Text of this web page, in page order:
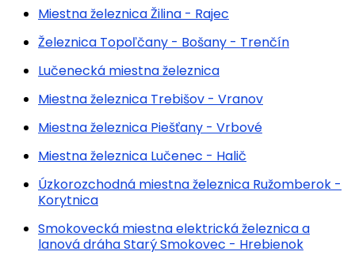
Miestna železnica Žilina - Rajec
Železnica Topoľčany - Bošany - Trenčín
Lučenecká miestna železnica
Miestna železnica Trebišov - Vranov
Miestna železnica Piešťany - Vrbové
Miestna železnica Lučenec - Halič
Úzkorozchodná miestna železnica Ružomberok -
Korytnica
Smokovecká miestna elektrická železnica a
lanová dráha Starý Smokovec - Hrebienok